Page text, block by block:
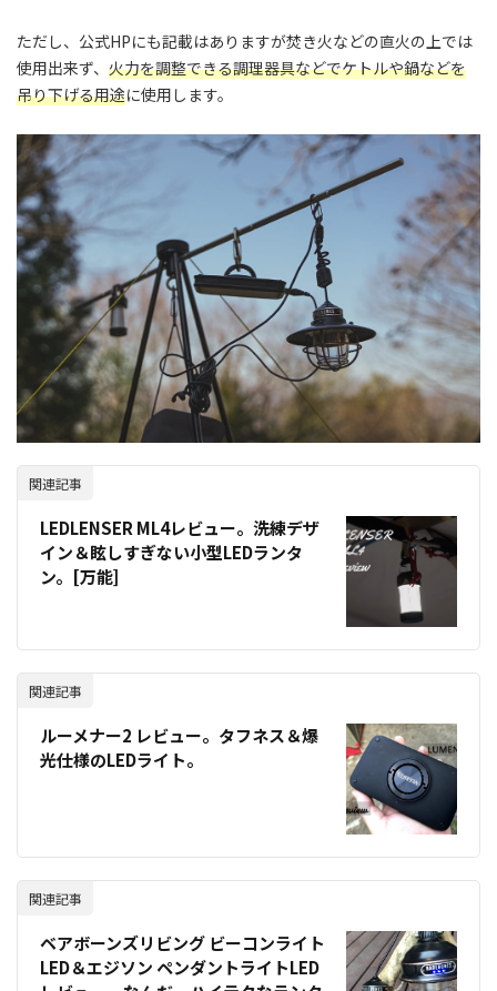
ただし、公式HPにも記載はありますが焚き火などの直火の上では
使用出来ず、 火力を調整できる調理器具などでケトルや鍋などを
吊り下げる用途に使用します。
関連記事
LEDLENSER ML4レビュー。洗練デザ
イン＆眩しすぎない小型LEDランタ
ン。[万能]
関連記事
ルーメナー2 レビュー。タフネス＆爆
光仕様のLEDライト。
関連記事
ベアボーンズリビング ビーコンライト
LED＆エジソン ペンダントライトLED